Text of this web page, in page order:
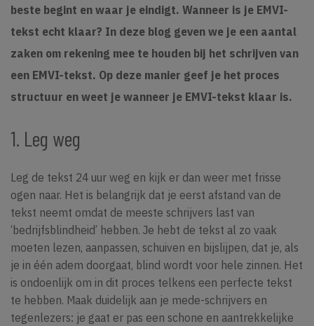
beste begint en waar je eindigt. Wanneer is je EMVI-
tekst echt klaar? In deze blog geven we je een aantal
zaken om rekening mee te houden bij het schrijven van
een EMVI-tekst. Op deze manier geef je het proces
structuur en weet je wanneer je EMVI-tekst klaar is.
1. Leg weg
Leg de tekst 24 uur weg en kijk er dan weer met frisse
ogen naar. Het is belangrijk dat je eerst afstand van de
tekst neemt omdat de meeste schrijvers last van
‘bedrijfsblindheid’ hebben. Je hebt de tekst al zo vaak
moeten lezen, aanpassen, schuiven en bijslijpen, dat je, als
je in één adem doorgaat, blind wordt voor hele zinnen. Het
is ondoenlijk om in dit proces telkens een perfecte tekst
te hebben. Maak duidelijk aan je mede-schrijvers en
tegenlezers: je gaat er pas een schone en aantrekkelijke